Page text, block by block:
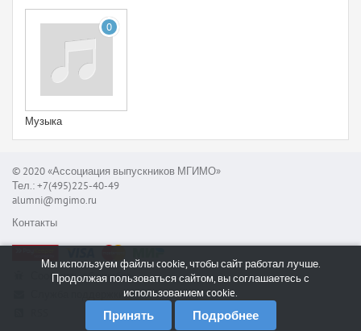
0
Музыка
© 2020 «Ассоциация выпускников МГИМО»
Тел.: +7(495)225-40-49
alumni@mgimo.ru
Контакты
Сообщить об ошибке
Мы используем файлы cookie, чтобы сайт работал лучше.
Продолжая пользоваться сайтом, вы соглашаетесь с
использованием cookie.
Принять Подробнее